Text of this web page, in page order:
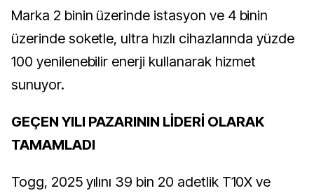
Marka 2 binin üzerinde istasyon ve 4 binin
üzerinde soketle, ultra hızlı cihazlarında yüzde
100 yenilenebilir enerji kullanarak hizmet
sunuyor.
GEÇEN YILI PAZARININ LİDERİ OLARAK
TAMAMLADI
Togg, 2025 yılını 39 bin 20 adetlik T10X ve